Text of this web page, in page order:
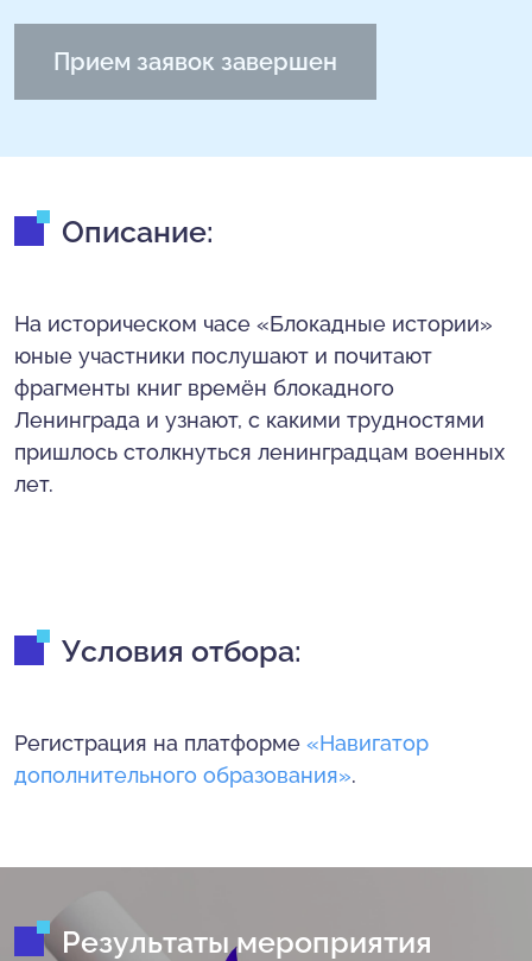
Прием заявок завершен
Описание:
На историческом часе «Блокадные истории»
юные участники послушают и почитают
фрагменты книг времён блокадного
Ленинграда и узнают, с какими трудностями
пришлось столкнуться ленинградцам военных
лет.
Условия отбора:
Регистрация на платформе «Навигатор
дополнительного образования».
Результаты мероприятия